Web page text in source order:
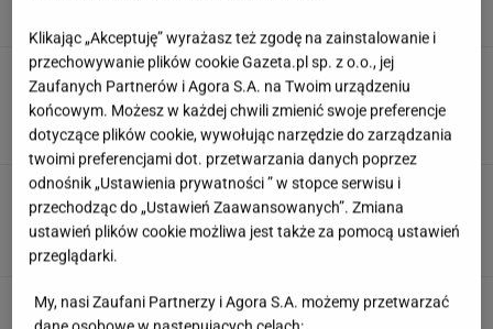
Prawdziwa bomba dla kibiców. Oto co trafi do
otwartej telewizji
KACPER SOSNOWSKI
Quiz filmowy - aktorzy PRL. Tylko 10%
najlepszych z was zgarnie maksa!
Nie każdy kryzys zaczyna się od złych ocen.
Klikając „Akceptuję” wyrażasz też zgodę na zainstalowanie i
przechowywanie plików cookie Gazeta.pl sp. z o.o., jej
Zaufanych Partnerów i Agora S.A. na Twoim urządzeniu
końcowym. Możesz w każdej chwili zmienić swoje preferencje
dotyczące plików cookie, wywołując narzędzie do zarządzania
twoimi preferencjami dot. przetwarzania danych poprzez
odnośnik „Ustawienia prywatności ” w stopce serwisu i
przechodząc do „Ustawień Zaawansowanych”. Zmiana
ustawień plików cookie możliwa jest także za pomocą ustawień
przeglądarki.
My, nasi Zaufani Partnerzy i Agora S.A. możemy przetwarzać